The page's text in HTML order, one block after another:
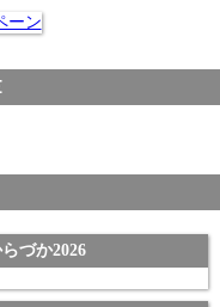
づか2026